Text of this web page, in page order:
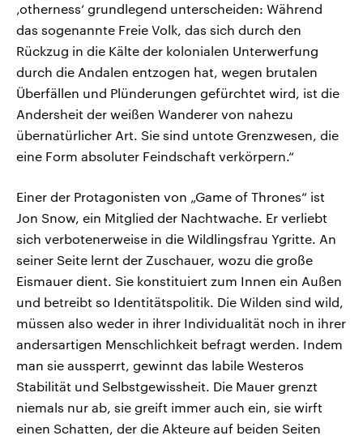
‚otherness‘ grundlegend unterscheiden: Während
das sogenannte Freie Volk, das sich durch den
Rückzug in die Kälte der kolonialen Unterwerfung
durch die Andalen entzogen hat, wegen brutalen
Überfällen und Plünderungen gefürchtet wird, ist die
Andersheit der weißen Wanderer von nahezu
übernatürlicher Art. Sie sind untote Grenzwesen, die
eine Form absoluter Feindschaft verkörpern.“
Einer der Protagonisten von „Game of Thrones“ ist
Jon Snow, ein Mitglied der Nachtwache. Er verliebt
sich verbotenerweise in die Wildlingsfrau Ygritte. An
seiner Seite lernt der Zuschauer, wozu die große
Eismauer dient. Sie konstituiert zum Innen ein Außen
und betreibt so Identitätspolitik. Die Wilden sind wild,
müssen also weder in ihrer Individualität noch in ihrer
andersartigen Menschlichkeit befragt werden. Indem
man sie aussperrt, gewinnt das labile Westeros
Stabilität und Selbstgewissheit. Die Mauer grenzt
niemals nur ab, sie greift immer auch ein, sie wirft
einen Schatten, der die Akteure auf beiden Seiten